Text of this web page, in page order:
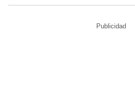
Publicidad